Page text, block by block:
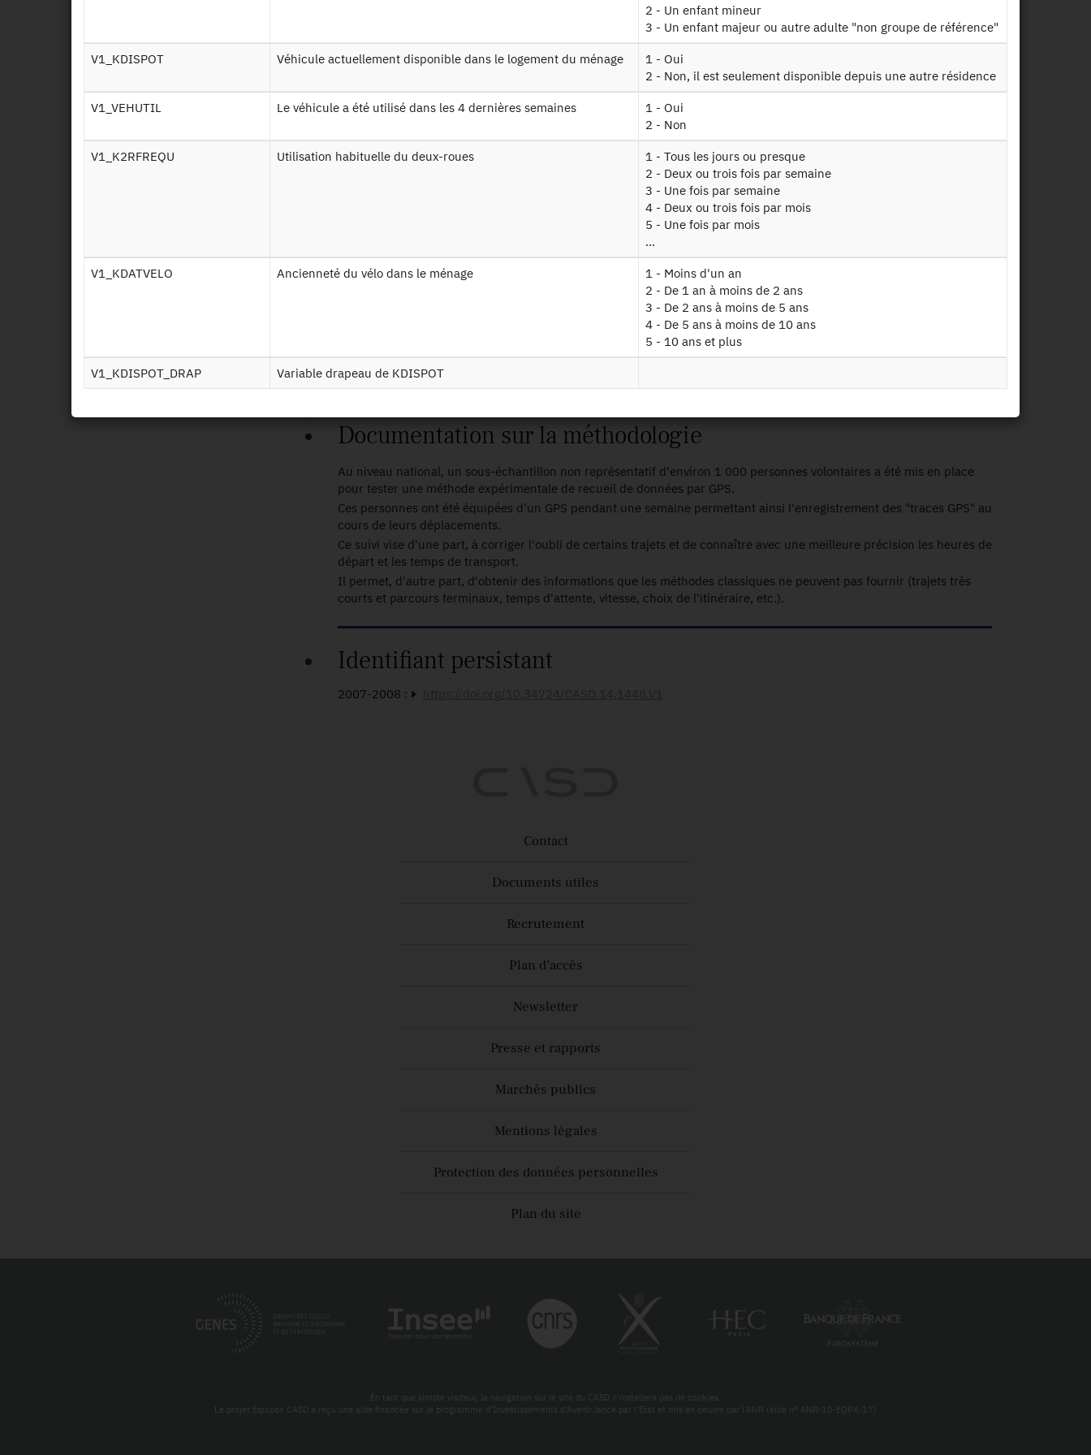
Q ind lieu teg Mobilité régulière trajets vers lieux de Travail Etude ou Garde (TEG)
Q individu Mobilité régulière (sans les lieux) et capacités de mobilité
2 - Un enfant mineur
3 - Un enfant majeur ou autre adulte "non groupe de référence"
V1_KDISPOT Véhicule actuellement disponible dans le logement du ménage
1 - Oui
2 - Non, il est seulement disponible depuis une autre résidence
V1_VEHUTIL Le véhicule a été utilisé dans les 4 dernières semaines
1 - Oui
2 - Non
V1_K2RFREQU Utilisation habituelle du deux-roues
1 - Tous les jours ou presque
2 - Deux ou trois fois par semaine
3 - Une fois par semaine
4 - Deux ou trois fois par mois
5 - Une fois par mois
...
V1_KDATVELO Ancienneté du vélo dans le ménage
1 - Moins d'un an
2 - De 1 an à moins de 2 ans
3 - De 2 ans à moins de 5 ans
4 - De 5 ans à moins de 10 ans
5 - 10 ans et plus
V1_KDISPOT_DRAP Variable drapeau de KDISPOT
Les thèmes abordés sont les déplacements, de courte et longue distance, des ménages et de leurs membres, selon les
différents modes de transport utilisés ainsi que la connaissance du parc de véhicules détenus par les ménages.
Population statistique
Ménages dits "ordinaires", c'est-à-dire hors ménages vivant en collectivité (foyers, prisons, hôpitaux…) et vivant dans
Zone géographique de référence
France métropolitaine
Documentation sur la méthodologie
Au niveau national, un sous-échantillon non représentatif d'environ 1 000 personnes volontaires a été mis en place
pour tester une méthode expérimentale de recueil de données par GPS.
Ces personnes ont été équipées d'un GPS pendant une semaine permettant ainsi l'enregistrement des "traces GPS" au
cours de leurs déplacements.
Ce suivi vise d'une part, à corriger l'oubli de certains trajets et de connaître avec une meilleure précision les heures de
départ et les temps de transport.
Il permet, d'autre part, d'obtenir des informations que les méthodes classiques ne peuvent pas fournir (trajets très
courts et parcours terminaux, temps d'attente, vitesse, choix de l'itinéraire, etc.).
Identifiant persistant
2007-2008 :
Contact
Documents utiles
Recrutement
Plan d’accès
Newsletter
Presse et rapports
Marchés publics
Mentions légales
Protection des données personnelles
Plan du site
En tant que simple visiteur, la navigation sur le site du CASD n'installera pas de cookies.
Le projet Equipex CASD a reçu une aide financée sur le programme d’Investissements d’Avenir lancé par l’Etat et mis en oeuvre par l’ANR (aide n° ANR-10-EQPX-17)